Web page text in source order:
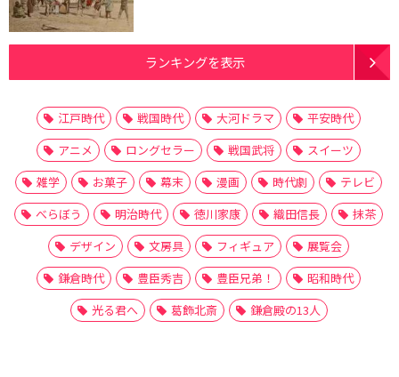
ランキングを表示
江戸時代 戦国時代 大河ドラマ
平安時代
アニメ
ロングセラー 戦国武将
スイーツ
雑学
お菓子 幕末 漫画 時代劇
テレビ
べらぼう
明治時代 徳川家康 織田信長
抹茶
デザイン
文房具 フィギュア
展覧会
鎌倉時代
豊臣秀吉 豊臣兄弟！
昭和時代
光る君へ
葛飾北斎 鎌倉殿の13人